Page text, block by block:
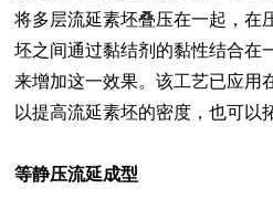
将多层流延素坯叠压在一起，在
坯之间通过黏结剂的黏性结合在
来增加这一效果。该工艺已应用
以提高流延素坯的密度，也可以
等静压流延成型